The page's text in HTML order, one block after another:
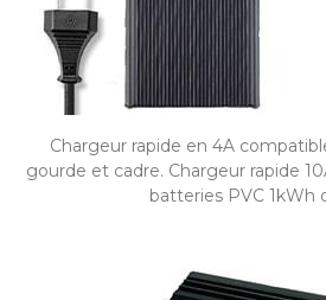
Chargeur rapide en 4A
gourde et cadre. Chargeur rapide
batteries PVC 1kWh